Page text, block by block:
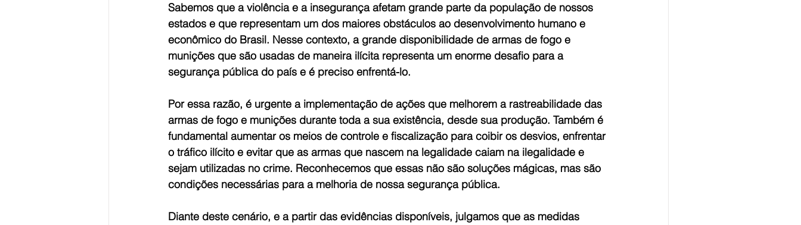
Sabemos que a violência e a insegurança afetam grande parte da população de nossos
estados e que representam um dos maiores obstáculos ao desenvolvimento humano e
econômico do Brasil. Nesse contexto, a grande disponibilidade de armas de fogo e
munições que são usadas de maneira ilícita representa um enorme desafio para a
segurança pública do país e é preciso enfrentá-lo.
Por essa razão, é urgente a implementação de ações que melhorem a rastreabilidade das
armas de fogo e munições durante toda a sua existência, desde sua produção. Também é
fundamental aumentar os meios de controle e fiscalização para coibir os desvios, enfrentar
o tráfico ilícito e evitar que as armas que nascem na legalidade caiam na ilegalidade e
sejam utilizadas no crime. Reconhecemos que essas não são soluções mágicas, mas são
condições necessárias para a melhoria de nossa segurança pública.
Diante deste cenário, e a partir das evidências disponíveis, julgamos que as medidas